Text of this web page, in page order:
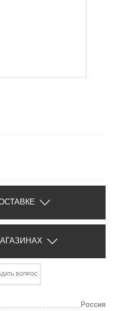
ВОПРОС
Россия